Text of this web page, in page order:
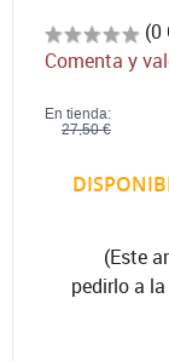
(0
Comenta y
En tienda:
27,50 €
(Este
pedirlo a